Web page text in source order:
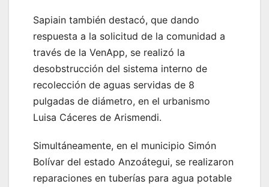
Sapiain también destacó, que dando
respuesta a la solicitud de la comunidad a
través de la VenApp, se realizó la
desobstrucción del sistema interno de
recolección de aguas servidas de 8
pulgadas de diámetro, en el urbanismo
Luisa Cáceres de Arismendi.
Simultáneamente, en el municipio Simón
Bolívar del estado Anzoátegui, se realizaron
reparaciones en tuberías para agua potable